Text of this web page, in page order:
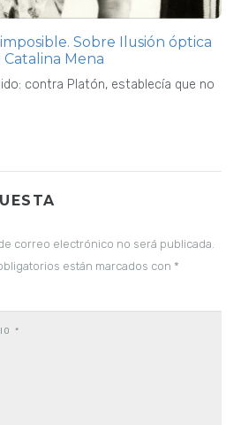
Sobre Ilusión óptica
Catalina Mena
contra Platón, establecía que no
correo electrónico no será publicada.
están marcados con *
*